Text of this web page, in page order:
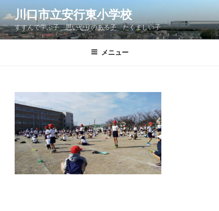
ン
テ
ン
川口市立安行東小学校
すすんで学ぶ子 思いやりのある子 たくましい子
メニュー